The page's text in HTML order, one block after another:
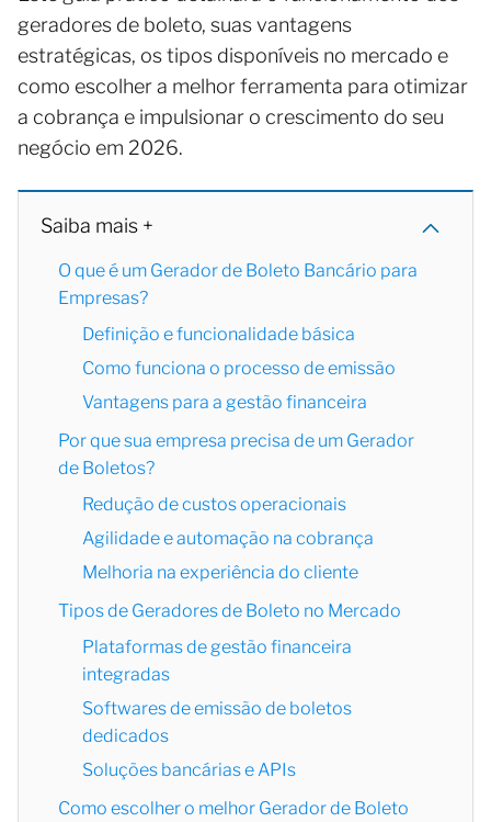
geradores de boleto, suas vantagens
estratégicas, os tipos disponíveis no mercado e
como escolher a melhor ferramenta para otimizar
a cobrança e impulsionar o crescimento do seu
negócio em 2026.
Saiba mais +
O que é um Gerador de Boleto Bancário para
Empresas?
Definição e funcionalidade básica
Como funciona o processo de emissão
Vantagens para a gestão financeira
Por que sua empresa precisa de um Gerador
de Boletos?
Redução de custos operacionais
Agilidade e automação na cobrança
Melhoria na experiência do cliente
Tipos de Geradores de Boleto no Mercado
Plataformas de gestão financeira
integradas
Softwares de emissão de boletos
dedicados
Soluções bancárias e APIs
Como escolher o melhor Gerador de Boleto